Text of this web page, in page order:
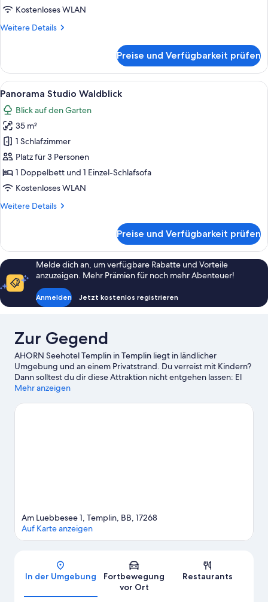
Kostenloses WLAN
Weitere Details
Weitere
Studio
Seeblick
Preise und Verfügbarkeit prüfen
Alle
Fotos
für
Panorama
Studio
Waldblick
anzeigen
Ein Hotelzimmer mit einem großen
8
Panorama Studio Waldblick
Blick auf den Garten
35 m²
1 Schlafzimmer
Platz für 3 Personen
1 Doppelbett und 1 Einzel-Schlafsofa
Kostenloses WLAN
Weitere Details
Weitere
Studio
Waldblick
Preise und Verfügbarkeit prüfen
Melde dich an, um verfügbare Rabatte und Vorteile
anzuzeigen. Mehr Prämien für noch mehr Abenteuer!
Anmelden Jetzt kostenlos registrieren
Zur Gegend
AHORN Seehotel Templin in Templin liegt in ländlicher
Umgebung und an einem Privatstrand. Du verreist mit Kindern?
Dann solltest du dir diese Attraktion nicht entgehen lassen: El
Dorado Templin. Erlebe Wasserspaß pur beim Angeln ganz in
den Wander-/Radwegen.
Mehr anzeigen
Karte
Am Luebbesee 1, Templin, BB, 17268
Auf Karte anzeigen
In der Umgebung
Fortbewegung
vor Ort
Restaurants